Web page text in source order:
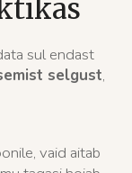
sul endast
selgust,
vaid aitab